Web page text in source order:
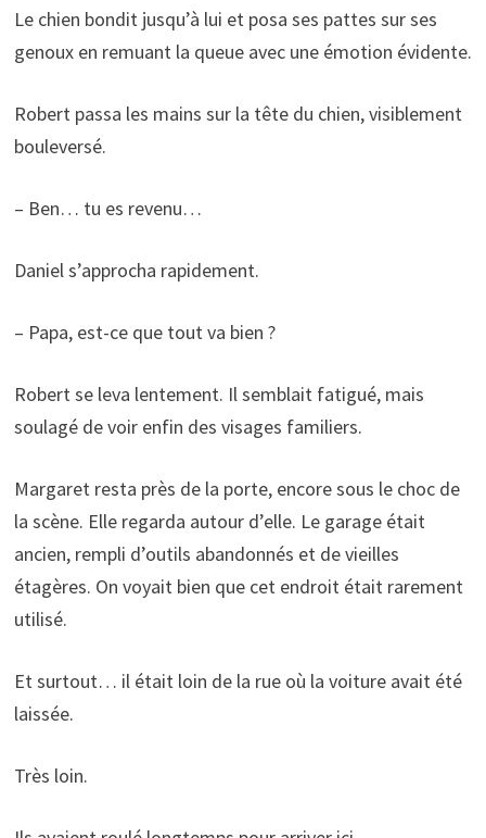
Le chien bondit jusqu’à lui et posa ses pattes sur ses
genoux en remuant la queue avec une émotion évidente.
Robert passa les mains sur la tête du chien, visiblement
bouleversé.
– Ben… tu es revenu…
Daniel s’approcha rapidement.
– Papa, est-ce que tout va bien ?
Robert se leva lentement. Il semblait fatigué, mais
soulagé de voir enfin des visages familiers.
Margaret resta près de la porte, encore sous le choc de
la scène. Elle regarda autour d’elle. Le garage était
ancien, rempli d’outils abandonnés et de vieilles
étagères. On voyait bien que cet endroit était rarement
utilisé.
Et surtout… il était loin de la rue où la voiture avait été
laissée.
Très loin.